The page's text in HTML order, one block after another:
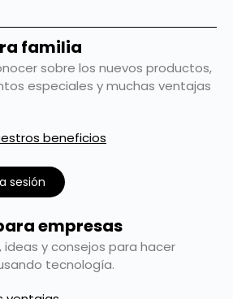
familia
sobre los nuevos productos,
especiales y muchas ventajas
beneficios
sesión
empresas
y consejos para hacer
tecnología.